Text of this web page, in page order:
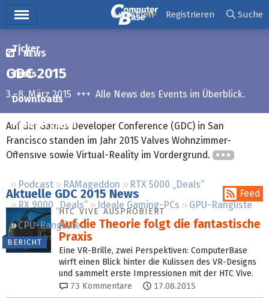
Ticker
Tests
Downloads
Preisvergleich
Forum
Podcast RAMageddon
RTX 5000 „Deals“
RX 9000 „Deals“
Ideale Gaming-PCs
GPU-Rangliste
CPU-Rangliste
Anmelden Registrieren Suche
NEWS
GDC 2015
3.–8. März 2015 +++ Alle News des Events im Überblick.
Auf der Games Developer Conference (GDC) in San
Francisco standen im Jahr 2015 Valves Wohnzimmer-
Offensive sowie Virtual-Reality im Vordergrund.
Aktuelle GDC 2015 News Feed
BERICHT
HTC VIVE AUSPROBIERT
Auf die Theorie folgt die fantastische
Praxis
Eine VR-Brille, zwei Perspektiven: ComputerBase
wirft einen Blick hinter die Kulissen des VR-Designs
und sammelt erste Impressionen mit der HTC Vive.
73 Kommentare 17.08.2015